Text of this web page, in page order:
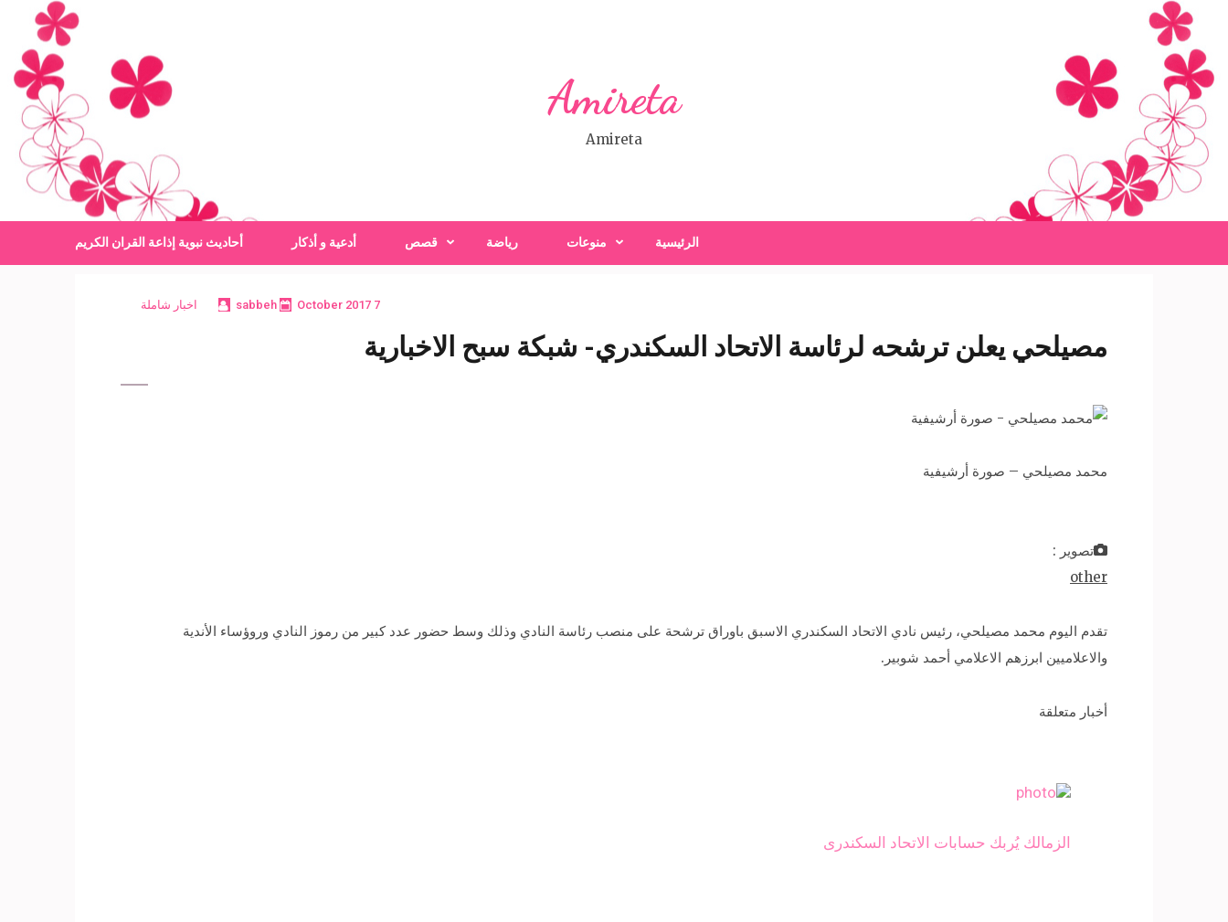
content
(Press
Enter)
Amireta
Amireta
الرئيسية منوعات رياضة قصص أدعية و أذكار أحاديث نبوية إذاعة القران الكريم
7 October 2017
sabbeh اخبار شاملة
مصيلحي يعلن ترشحه لرئاسة الاتحاد السكندري- شبكة سبح الاخبارية
محمد مصيلحي – صورة أرشيفية
تصوير :
other
تقدم اليوم محمد مصيلحي، رئيس نادي الاتحاد السكندري الاسبق باوراق ترشحة على منصب رئاسة النادي وذلك وسط حضور عدد كبير من رموز النادي وروؤساء الأندية
والاعلاميين ابرزهم الاعلامي أحمد شوبير.
أخبار متعلقة
الزمالك يُربك حسابات الاتحاد السكندرى